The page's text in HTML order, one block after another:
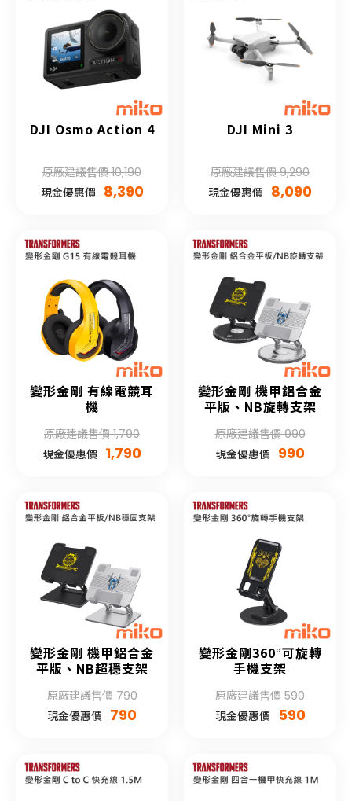
DJI Osmo Action 4
原廠建議售價 10,190
現金優惠價 8,390
DJI Mini 3
原廠建議售價 9,290
現金優惠價 8,090
變形金剛 有線電競耳
機
原廠建議售價 1,790
現金優惠價 1,790
變形金剛 機甲鋁合金
平版、NB旋轉支架
原廠建議售價 990
現金優惠價 990
變形金剛 機甲鋁合金
平版、NB超穩支架
原廠建議售價 790
現金優惠價 790
變形金剛360°可旋轉
手機支架
原廠建議售價 590
現金優惠價
590